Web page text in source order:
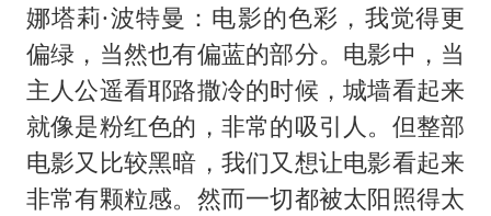
娜塔莉·波特曼：电影的色彩，我觉得更
偏绿，当然也有偏蓝的部分。电影中，当
主人公遥看耶路撒冷的时候，城墙看起来
就像是粉红色的，非常的吸引人。但整部
电影又比较黑暗，我们又想让电影看起来
非常有颗粒感。然而一切都被太阳照得太